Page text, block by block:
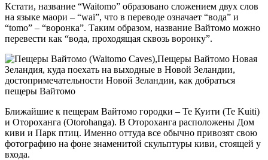
Кстати, название “Waitomo” образовано сложением двух слов
на языке маори – “wai”, что в переводе означает “вода” и
“tomo” – “воронка”. Таким образом, название Вайтомо можно
перевести как “вода, проходящая сквозь воронку”.
Ближайшие к пещерам Вайтомо городки – Те Куити (Te Kuiti)
и Отороханга (Otorohanga). В Отороханга расположены Дом
киви и Парк птиц. Именно оттуда все обычно привозят свою
фотографию на фоне знаменитой скульптуры киви, стоящей у
входа.